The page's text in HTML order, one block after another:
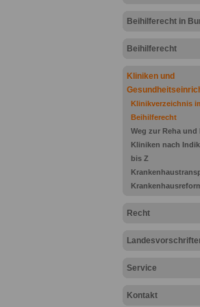
Beihilferecht in
Beihilferecht
Kliniken und
Klinikverzeichnis
Beihilferecht
Weg zur Reha und
Kliniken nach
bis Z
Recht
Service
Kontakt